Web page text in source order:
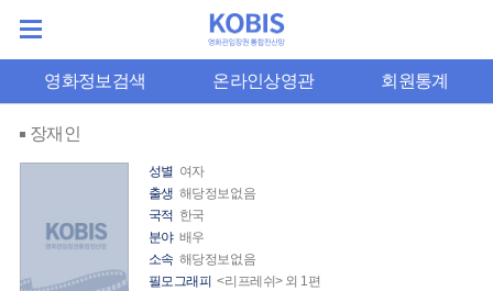
영화정보검색 온라인상영관 회원통계
장재인
성별 여자
출생 해당정보없음
국적 한국
분야 배우
소속 해당정보없음
필모그래피 <리프레쉬> 외 1편